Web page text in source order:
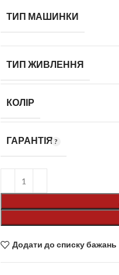
ТИП МАШИНКИ
ТИП ЖИВЛЕННЯ
КОЛІР
ГАРАНТІЯ
Додати до списку бажань